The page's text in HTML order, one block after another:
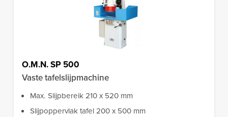
O.M.N. SP 500
Vaste tafelslijpmachine
Max. Slijpbereik 210 x 520 mm
Slijpoppervlak tafel 200 x 500 mm